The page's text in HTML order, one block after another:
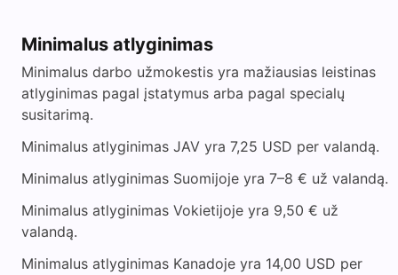
Minimalus atlyginimas
Minimalus darbo užmokestis yra mažiausias leistinas
atlyginimas pagal įstatymus arba pagal specialų
susitarimą.
Minimalus atlyginimas JAV yra 7,25 USD per valandą.
Minimalus atlyginimas Suomijoje yra 7–8 € už valandą.
Minimalus atlyginimas Vokietijoje yra 9,50 € už
valandą.
Minimalus atlyginimas Kanadoje yra 14,00 USD per